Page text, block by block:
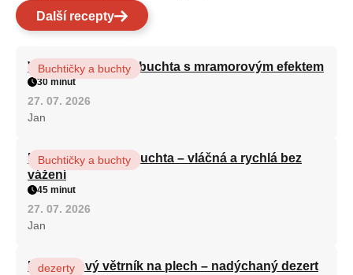
Další recepty
Vláčná olejová litá buchta s mramorovým efektem
Buchtičky a buchty
30 minut
27. 07. 2026
Jan
Hrnková maková buchta – vláčná a rychlá bez
vážení
Buchtičky a buchty
45 minut
27. 07. 2026
Jan
Karamelový větrník na plech – nadýchaný dezert
dezerty